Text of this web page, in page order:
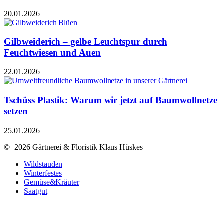
20.01.2026
Gilbweiderich – gelbe Leuchtspur durch
Feuchtwiesen und Auen
22.01.2026
Tschüss Plastik: Warum wir jetzt auf Baumwollnetze
setzen
25.01.2026
©+2026 Gärtnerei & Floristik Klaus Hüskes
Wildstauden
Winterfestes
Gemüse&Kräuter
Saatgut